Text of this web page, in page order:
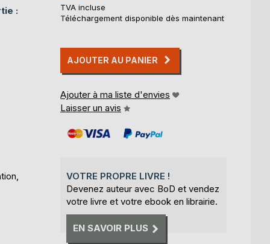
:
TVA incluse
Téléchargement disponible dès maintenant
AJOUTER AU PANIER
Ajouter à ma liste d'envies
Laisser un avis
VOTRE PROPRE LIVRE !
Devenez auteur avec BoD et vendez
votre livre et votre ebook en librairie.
EN SAVOIR PLUS